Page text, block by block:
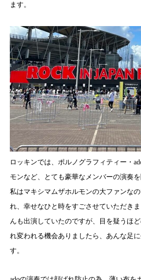
ます。
ロッキンでは、ポルノグラフィティー・
モンなど、とても豪華なメンバーの演奏を
私はマキシマムザホルモンの大ファンな
れ、幸せなひと時をすごさせていただき
んも出演していたのですが、目を疑うほ
れ変われる機会ありましたら、あんな足
す。